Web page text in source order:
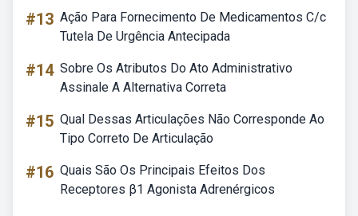
#13 Ação Para Fornecimento De Medicamentos C/c
Tutela De Urgência Antecipada
#14 Sobre Os Atributos Do Ato Administrativo
Assinale A Alternativa Correta
#15 Qual Dessas Articulações Não Corresponde Ao
Tipo Correto De Articulação
#16 Quais São Os Principais Efeitos Dos
Receptores β1 Agonista Adrenérgicos